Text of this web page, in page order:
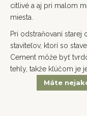
citlivé a aj pri malom
miesta.
Pri odstraňovaní starej
staviteľov, ktorí so
Cement môže byť
tehly, takže kľúčom je
Máte